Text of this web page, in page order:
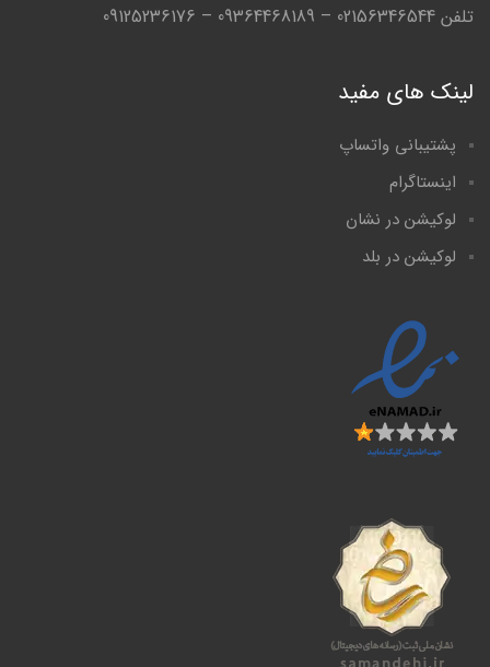
تلفن 02156346544 – 09364468189 – 09125236176
لینک های مفید
پشتیبانی واتساپ
اینستاگرام
لوکیشن در نشان
لوکیشن در بلد